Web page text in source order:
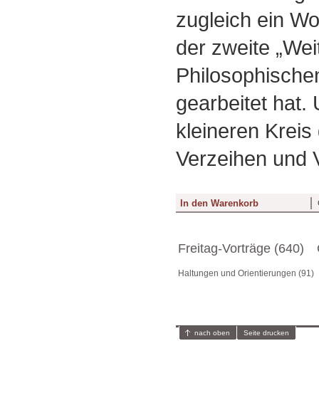
zugleich ein
der zweite
gearbeitet hat.
kleineren
Verzeihen und
Freitag-Vorträge (640)
Haltungen und Orientierungen (91)
nach oben Seite drucken